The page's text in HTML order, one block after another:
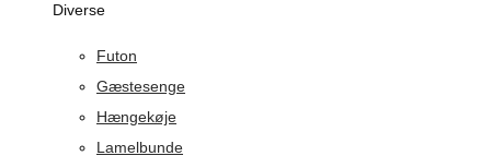
Diverse
Futon
Gæstesenge
Hængekøje
Lamelbunde